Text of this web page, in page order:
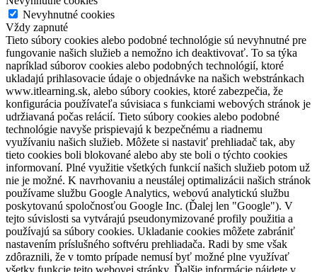
Nevyhnutné cookies
Vždy zapnuté
Tieto súbory cookies alebo podobné technológie sú nevyhnutné pre
fungovanie našich služieb a nemožno ich deaktivovať. To sa týka
napríklad súborov cookies alebo podobných technológií, ktoré
ukladajú prihlasovacie údaje o objednávke na našich webstránkach
www.itlearning.sk, alebo súbory cookies, ktoré zabezpečia, že
konfigurácia používateľa súvisiaca s funkciami webových stránok je
udržiavaná počas relácií. Tieto súbory cookies alebo podobné
technológie navyše prispievajú k bezpečnému a riadnemu
využívaniu našich služieb. Môžete si nastaviť prehliadač tak, aby
tieto cookies boli blokované alebo aby ste boli o týchto cookies
informovaní. Plné využitie všetkých funkcií našich služieb potom už
nie je možné. K navrhovaniu a neustálej optimalizácii našich stránok
používame službu Google Analytics, webovú analytickú službu
poskytovanú spoločnosťou Google Inc. (Ďalej len "Google"). V
tejto súvislosti sa vytvárajú pseudonymizované profily použitia a
používajú sa súbory cookies. Ukladanie cookies môžete zabrániť
nastavením príslušného softvéru prehliadača. Radi by sme však
zdôraznili, že v tomto prípade nemusí byť možné plne využívať